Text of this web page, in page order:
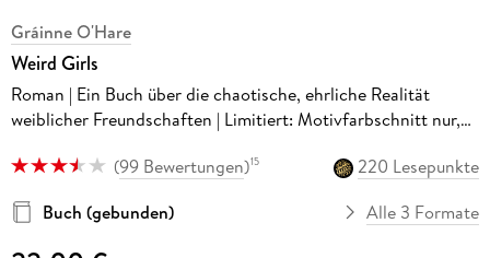
Gráinne O'Hare
Weird Girls
Roman | Ein Buch über die chaotische, ehrliche Realität
weiblicher Freundschaften | Limitiert: Motivfarbschnitt nur,
(99 Bewertungen)15
220 Lesepunkte
Buch (gebunden)
Alle 3 Formate